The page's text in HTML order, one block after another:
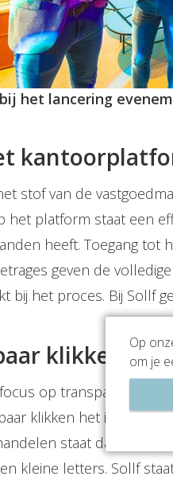
het lancering
stof van de
het platform staat een
heeft. Toegang tot
geven de
bij het proces. Bij Sollf
klikken
op transparantie,
klikken het ideale
staat daarom
kleine letters. Sollf
Op
om je